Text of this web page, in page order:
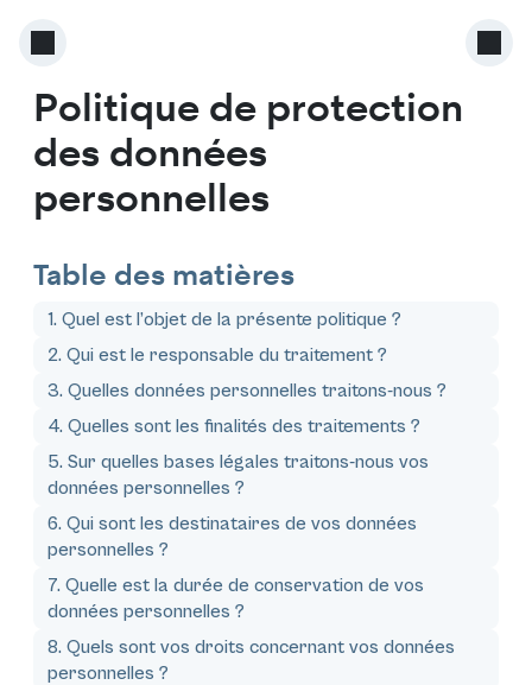
Politique de protection
des données
personnelles
Table des matières
1. Quel est l’objet de la présente politique ?
2. Qui est le responsable du traitement ?
3. Quelles données personnelles traitons-nous ?
4. Quelles sont les finalités des traitements ?
5. Sur quelles bases légales traitons-nous vos
données personnelles ?
6. Qui sont les destinataires de vos données
personnelles ?
7. Quelle est la durée de conservation de vos
données personnelles ?
8. Quels sont vos droits concernant vos données
personnelles ?